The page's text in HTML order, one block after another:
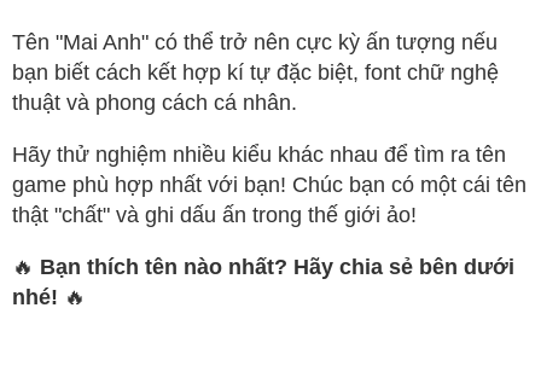
Tên "Mai Anh" có thể trở nên cực kỳ ấn tượng nếu
bạn biết cách kết hợp kí tự đặc biệt, font chữ nghệ
thuật và phong cách cá nhân.
Hãy thử nghiệm nhiều kiểu khác nhau để tìm ra tên
game phù hợp nhất với bạn! Chúc bạn có một cái tên
thật "chất" và ghi dấu ấn trong thế giới ảo!
🔥 Bạn thích tên nào nhất? Hãy chia sẻ bên dưới
nhé! 🔥